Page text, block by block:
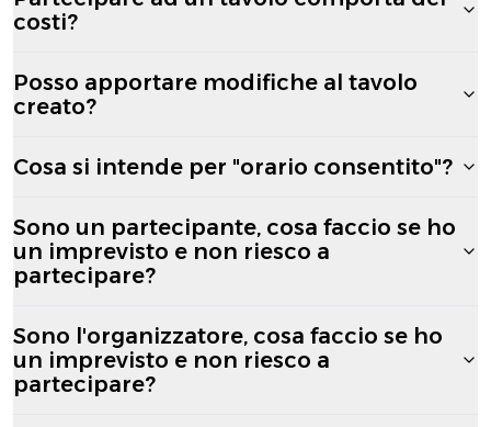
costi?
Posso apportare modifiche al tavolo
creato?
Cosa si intende per "orario consentito"?
Sono un partecipante, cosa faccio se ho
un imprevisto e non riesco a
partecipare?
Sono l'organizzatore, cosa faccio se ho
un imprevisto e non riesco a
partecipare?